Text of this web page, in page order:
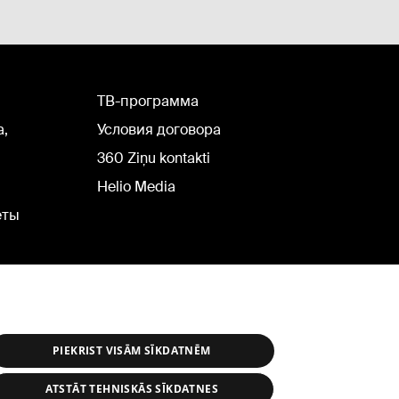
TВ-программа
Условия договора
360 Ziņu kontakti
Helio Media
PIEKRIST VISĀM SĪKDATNĒM
ATSTĀT TEHNISKĀS SĪKDATNES